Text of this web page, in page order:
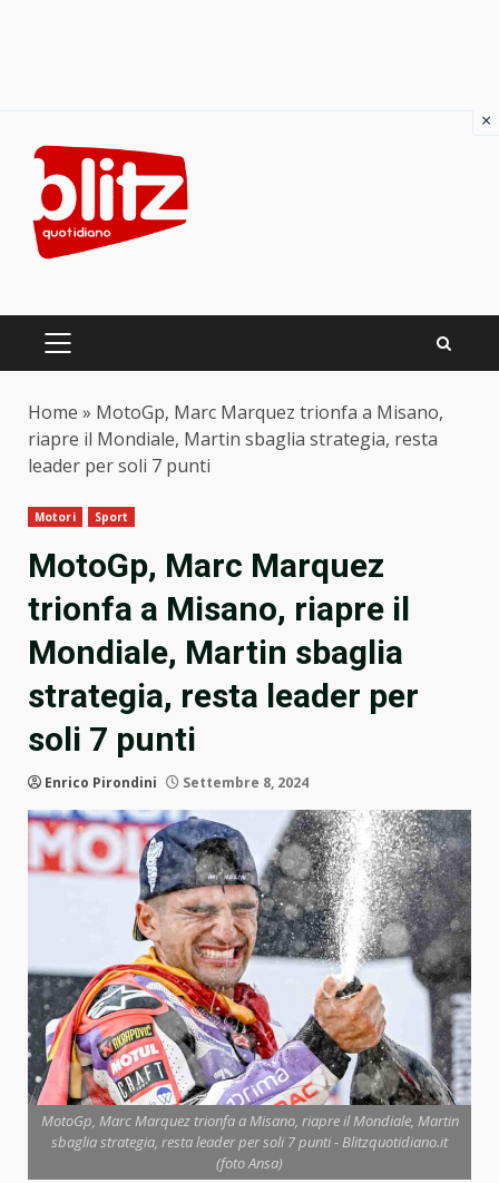
content
PRIMARY
Home » MotoGp, Marc Marquez trionfa a Misano,
riapre il Mondiale, Martin sbaglia strategia, resta
leader per soli 7 punti
Motori Sport
MotoGp, Marc Marquez
trionfa a Misano, riapre il
Mondiale, Martin sbaglia
strategia, resta leader per
soli 7 punti
Enrico Pirondini Settembre 8, 2024
MotoGp, Marc Marquez trionfa a Misano, riapre il Mondiale, Martin
sbaglia strategia, resta leader per soli 7 punti - Blitzquotidiano.it
(foto Ansa)
×